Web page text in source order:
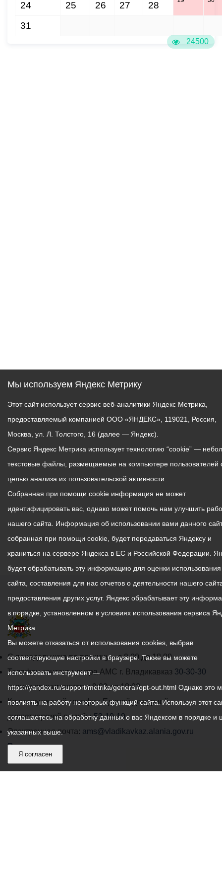
24500
24 25 26 27 28
31
График
работы
администрации
местного
самоуправления
города
Владикавказ:
С понедельника по пятницу – с 9.00 до 18.00
Телефон контакт-центра АМС г. Владикавказ 30-30-30
звонки принимаются с 9:00 до 18:00
Круглосуточный телефон Единой дежурной
диспетчерской службы53-19-19
Электронная почта: ams@vladikavkaz.alania.gov.ru
Владикавказ
АМС
Мы используем Яндекс Метрику
Этот сайт использует сервис веб-аналитики Яндекс Метрика,
предоставляемый компанией ООО «ЯНДЕКС», 119021, Россия,
Москва, ул. Л. Толстого, 16 (далее — Яндекс).
Сервис Яндекс Метрика использует технологию “cookie” —
текстовые файлы, размещаемые на компьютере пользователей
целью анализа их пользовательской активности.
Собранная при помощи cookie информация не может
идентифицировать вас, однако может помочь нам улучшить
нашего сайта. Информация об использовании вами данного
собранная при помощи cookie, будет передаваться Яндексу и
храниться на сервере Яндекса в ЕС и Российской Федерации.
будет обрабатывать эту информацию для оценки
сайта, составления для нас отчетов о деятельности нашего
предоставления других услуг. Яндекс обрабатывает эту
в порядке, установленном в условиях использования сервиса
Метрика.
Вы можете отказаться от использования cookies, выбрав
соответствующие настройки в браузере. Также вы можете
использовать инструмент —
https://yandex.ru/support/metrika/general/opt-out.html Однако это
повлиять на работу некоторых функций сайта. Используя этот
соглашаетесь на обработку данных о вас Яндексом в порядке и
указанных выше.
Я согласен